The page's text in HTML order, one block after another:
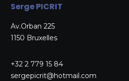
Serge PICRIT
Av.Orban 225
1150 Bruxelles
+32 2 779 15 84
sergepicrit@hotmail.com